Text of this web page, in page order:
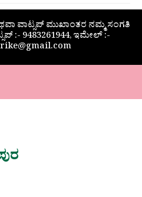
ವಾಟ್ಸಪ್ ಮುಖಾಂತರ ನಮ್ಮ ಸಂಗತಿ
:- 9483261944, ಇಮೇಲ್ :-